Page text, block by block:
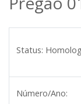
Status:
Número/Ano: